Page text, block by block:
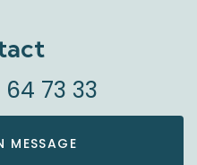
73 33
MESSAGE